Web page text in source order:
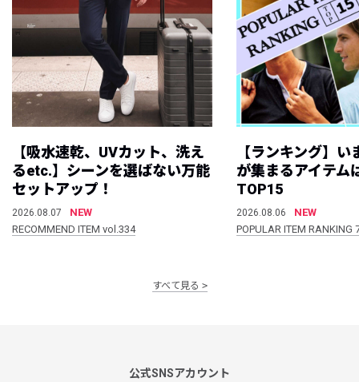
【吸水速乾、UVカット、洗え
るetc.】シーンを選ばない万能
セットアップ！
2026.08.07
NEW
RECOMMEND ITEM vol.334
【ランキング】
が集まるアイテム
TOP15
2026.08.06
NEW
POPULAR ITEM
すべて見る
公式SNSアカウント